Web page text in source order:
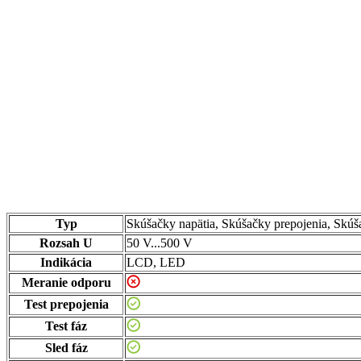
Typ
Skúšačky napätia, Skúšačky prepojenia,
Rozsah U
50 V...500 V
Indikácia
LCD, LED
Meranie odporu
Test prepojenia
Test fáz
Sled fáz